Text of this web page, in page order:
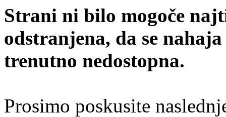
Strani ni bilo mogoče
odstranjena, da se
trenutno nedostopna.
Prosimo poskusite